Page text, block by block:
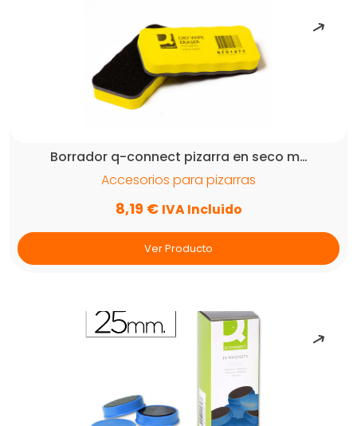
Borrador q-connect pizarra en seco m…
Accesorios para pizarras
8,19 € IVA Incluido
Ver Producto